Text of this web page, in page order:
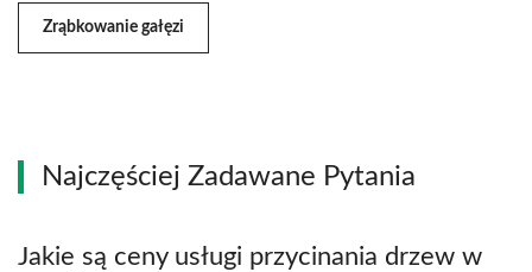
Zrąbkowanie gałęzi
Najczęściej Zadawane Pytania
Jakie są ceny usługi przycinania drzew w